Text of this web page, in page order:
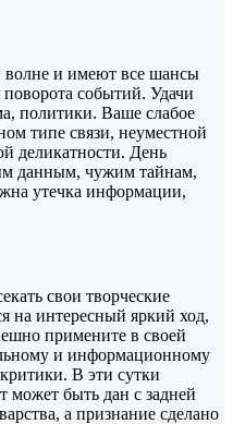
волне и имеют все шансы
событий. Удачи
политики. Ваше слабое
типе связи, неуместной
деликатности. День
данным, чужим тайнам,
утечка информации,
свои творческие
на интересный яркий ход,
примените в своей
и информационному
В эти сутки
может быть дан с задней
а признание сделано